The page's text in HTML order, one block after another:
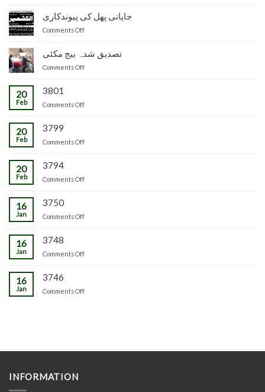
مظفرآباد
پنیریوں
کی
زراعت
و
وجاہت
چڑکپورہ
جاپانی پھل کی پیوندکاری
Comments Offon
کی
پیوندکاری
تصدیق شدہ بیج مکئی
Comments Offon
مکئی
20
Feb
3801
Comments Offon
20
Feb
3799
Comments Offon
20
Feb
3794
Comments Offon
16
Jan
3750
Comments Offon
16
Jan
3748
Comments Offon
16
Jan
3746
Comments Offon
INFORMATION